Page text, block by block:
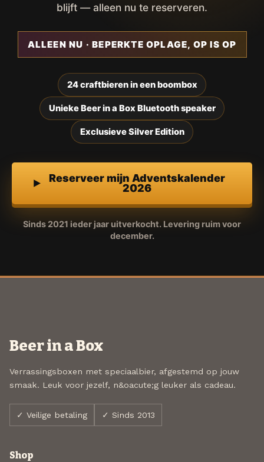
blijft — alleen nu te reserveren.
ALLEEN NU · BEPERKTE OPLAGE, OP IS OP
24 craftbieren in een boombox
Unieke Beer in a Box Bluetooth speaker
Exclusieve Silver Edition
Reserveer mijn Adventskalender
2026
Sinds 2021 ieder jaar uitverkocht. Levering ruim voor
december.
Beer in a Box
Verrassingsboxen met speciaalbier, afgestemd op jouw
smaak. Leuk voor jezelf, n&oacute;g leuker als cadeau.
✓ Veilige betaling ✓ Sinds 2013
Shop